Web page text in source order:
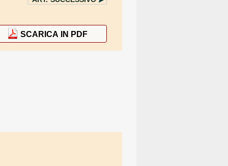
SCARICA IN PDF